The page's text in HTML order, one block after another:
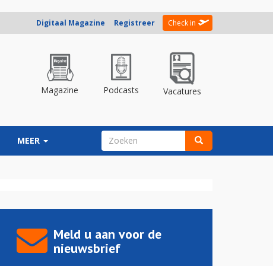
Digitaal Magazine Registreer Check in
Magazine Podcasts Vacatures
MEER ZOEKVELD
Meld u aan voor de
nieuwsbrief